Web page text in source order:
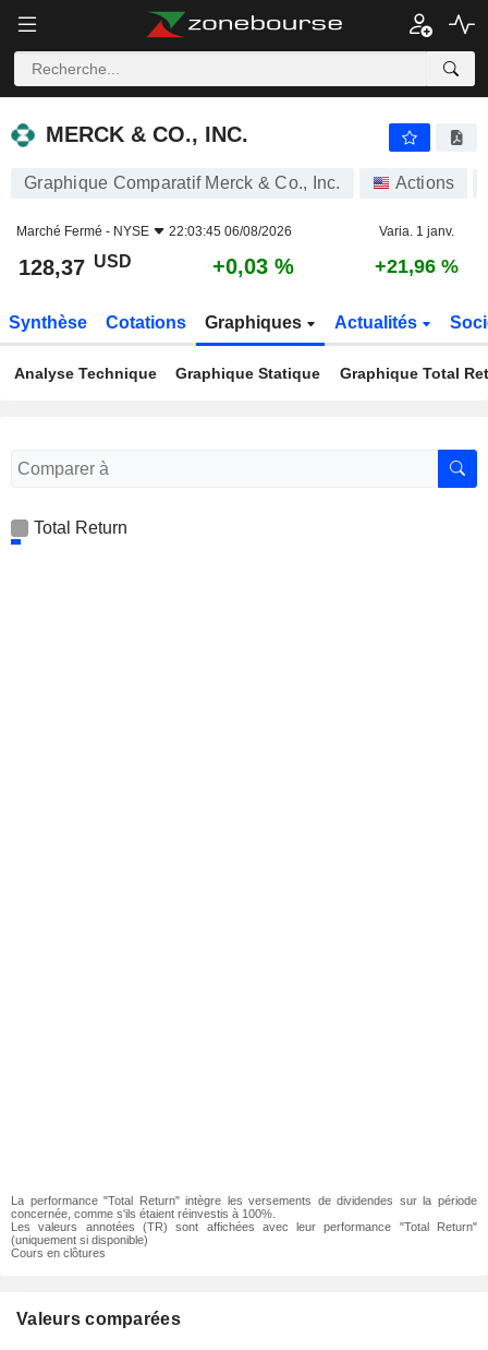
MERCK & CO., INC.
MERCK & CO., INC.
Graphique Comparatif Merck & Co., Inc. Actions
Marché Fermé - NYSE 22:03:45 06/08/2026 Varia. 1 janv.
128,37 USD +0,03 % +21,96 %
Synthèse Cotations Graphiques Actualités
Analyse Technique Graphique Statique Graphique Total
Total Return
La performance "Total Return" intègre les versements de dividendes sur la période
concernée, comme s'ils étaient réinvestis à 100%.
Les valeurs annotées (TR) sont affichées avec leur performance "Total Return"
(uniquement si disponible)
Cours en clôtures
Valeurs comparées